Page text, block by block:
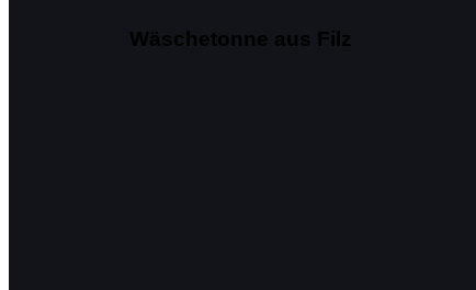
Wäschetonne aus Filz